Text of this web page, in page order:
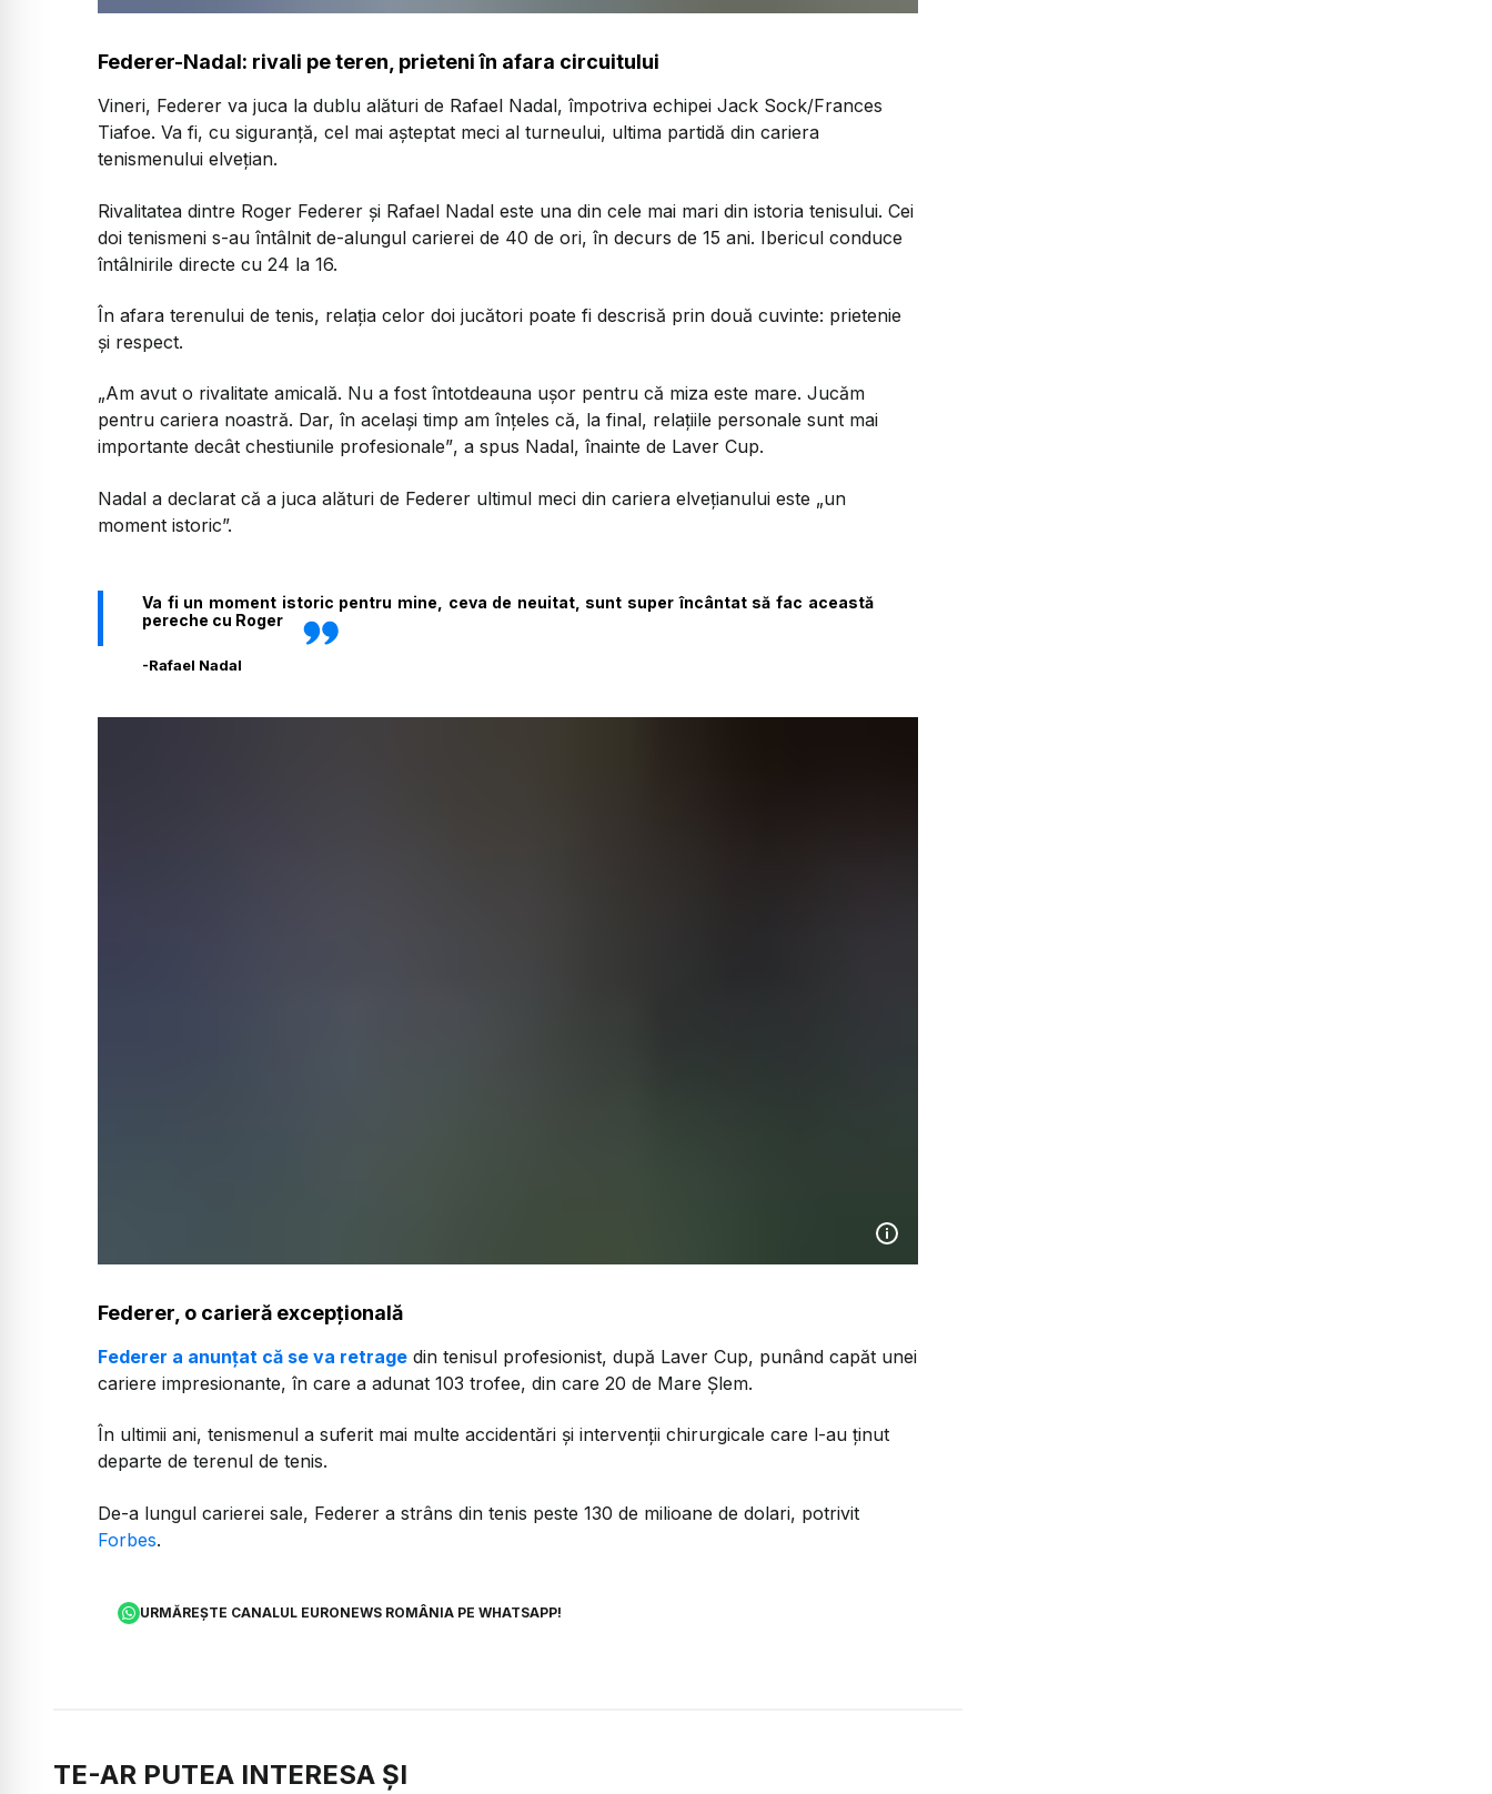
Federer-Nadal: rivali pe teren, prieteni în afara circuitului
Vineri, Federer va juca la dublu alături de Rafael Nadal, împotriva echipei Jack Sock/Frances
Tiafoe. Va fi, cu siguranță, cel mai așteptat meci al turneului, ultima partidă din cariera
tenismenului elvețian.
Rivalitatea dintre Roger Federer și Rafael Nadal este una din cele mai mari din istoria tenisului. Cei
doi tenismeni s-au întâlnit de-alungul carierei de 40 de ori, în decurs de 15 ani. Ibericul conduce
întâlnirile directe cu 24 la 16.
În afara terenului de tenis, relația celor doi jucători poate fi descrisă prin două cuvinte: prietenie
și respect.
„Am avut o rivalitate amicală. Nu a fost întotdeauna ușor pentru că miza este mare. Jucăm
pentru cariera noastră. Dar, în același timp am înțeles că, la final, relațiile personale sunt mai
importante decât chestiunile profesionale”, a spus Nadal, înainte de Laver Cup.
Nadal a declarat că a juca alături de Federer ultimul meci din cariera elvețianului este „un
moment istoric”.
Va fi un moment istoric pentru mine, ceva de neuitat, sunt super încântat să fac această
pereche cu Roger
-Rafael Nadal
Federer, o carieră excepțională
Federer a anunțat că se va retrage din tenisul profesionist, după Laver Cup, punând capăt unei
cariere impresionante, în care a adunat 103 trofee, din care 20 de Mare Șlem.
În ultimii ani, tenismenul a suferit mai multe accidentări și intervenții chirurgicale care l-au ținut
departe de terenul de tenis.
De-a lungul carierei sale, Federer a strâns din tenis peste 130 de milioane de dolari, potrivit
Forbes.
URMĂREȘTE CANALUL EURONEWS ROMÂNIA PE WHATSAPP!
TE-AR PUTEA INTERESA ȘI